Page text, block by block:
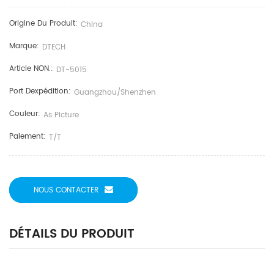
Origine Du Produit: China
Marque: DTECH
Article NON.: DT-5015
Port Dexpédition: Guangzhou/shenzhen
Couleur: As Picture
Paiement: T/T
NOUS CONTACTER
DÉTAILS DU PRODUIT